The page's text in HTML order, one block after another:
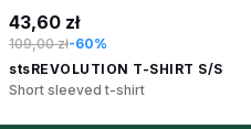
43,60 zł
109,00 zł-60%
stsREVOLUTION T-SHIRT S/S
Short sleeved t-shirt